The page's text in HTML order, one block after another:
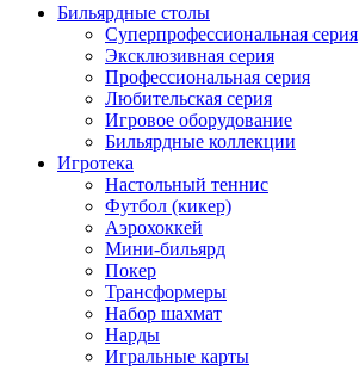
Бильярдные столы
Суперпрофессиональная серия
Эксклюзивная серия
Профессиональная серия
Любительская серия
Игровое оборудование
Бильярдные коллекции
Игротека
Настольный теннис
Футбол (кикер)
Аэрохоккей
Мини-бильярд
Покер
Трансформеры
Набор шахмат
Нарды
Игральные карты